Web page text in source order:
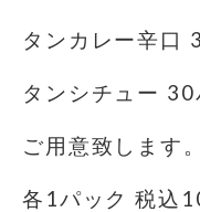
タンカレー辛口
タンシチュー 30
ご用意致します。
各1パック 税込